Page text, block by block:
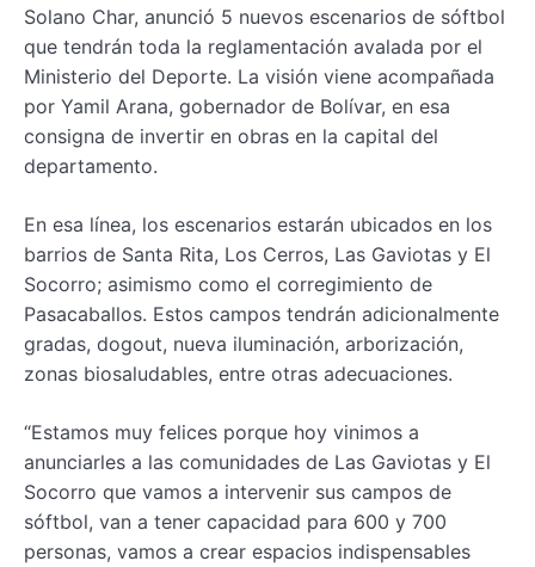
Solano Char, anunció 5 nuevos escenarios de sóftbol
que tendrán toda la reglamentación avalada por el
Ministerio del Deporte. La visión viene acompañada
por Yamil Arana, gobernador de Bolívar, en esa
consigna de invertir en obras en la capital del
departamento.
En esa línea, los escenarios estarán ubicados en los
barrios de Santa Rita, Los Cerros, Las Gaviotas y El
Socorro; asimismo como el corregimiento de
Pasacaballos. Estos campos tendrán adicionalmente
gradas, dogout, nueva iluminación, arborización,
zonas biosaludables, entre otras adecuaciones.
“Estamos muy felices porque hoy vinimos a
anunciarles a las comunidades de Las Gaviotas y El
Socorro que vamos a intervenir sus campos de
sóftbol, van a tener capacidad para 600 y 700
personas, vamos a crear espacios indispensables